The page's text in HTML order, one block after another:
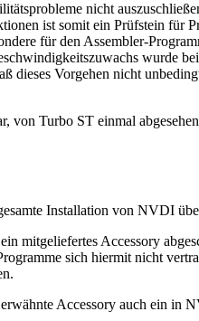
nicht
ist somit ein Prüfstein für
für den Assembler-
wurde
Vorgehen nicht
Turbo ST einmal
Installation von NVDI
mitgeliefertes Accessory
sich hiermit nicht
Accessory auch ein in